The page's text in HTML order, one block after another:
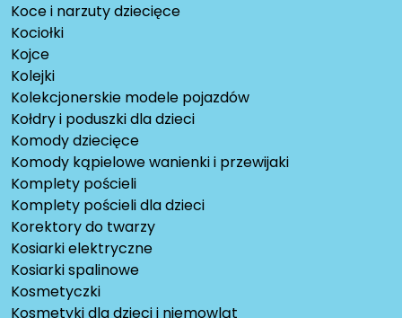
Koce i narzuty dziecięce
Kociołki
Kojce
Kolejki
Kolekcjonerskie modele pojazdów
Kołdry i poduszki dla dzieci
Komody dziecięce
Komody kąpielowe wanienki i przewijaki
Komplety pościeli
Komplety pościeli dla dzieci
Korektory do twarzy
Kosiarki elektryczne
Kosiarki spalinowe
Kosmetyczki
Kosmetyki dla dzieci i niemowląt